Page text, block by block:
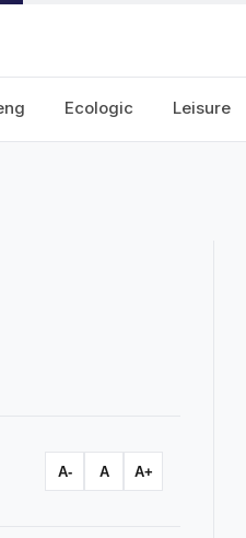
Ecologic Leisure
A- A A+